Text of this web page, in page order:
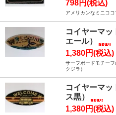
798円(税込)
アメリカンなミニココ
コイヤーマ
エール）
1,380円(税込)
サーフボードモチー
クジラ）
コイヤーマ
ス黒）
1,380円(税込)